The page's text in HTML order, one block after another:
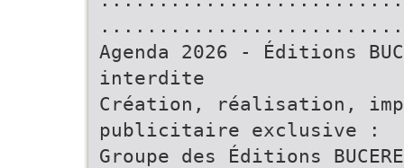
Agenda 2026 - Éditions
interdite
Création, réalisation,
publicitaire exclusive :
Groupe des Éditions